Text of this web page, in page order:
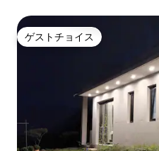
ゲストチョイス
ゲストチョイス